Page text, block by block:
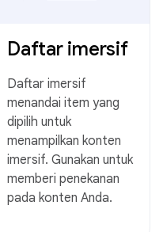
Daftar imersif
Daftar imersif
menandai item yang
dipilih untuk
menampilkan konten
imersif. Gunakan untuk
memberi penekanan
pada konten Anda.